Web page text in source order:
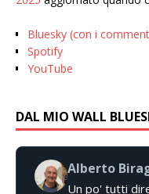
Bluesky (con i
Spotify
YouTube
DAL MIO WALL
Alberto
Un po' tutti